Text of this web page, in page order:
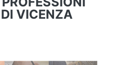
VICENZA